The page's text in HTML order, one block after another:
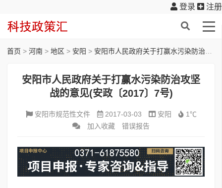
登录 注册
首页 > 河南 > 地区 > 安阳 > 安阳市人民政府关于打赢水污染防治攻坚战的意见(安政〔2017〕7号)
安阳市人民政府关于打赢水污染防治攻坚
战的意见(安政〔2017〕7号)
安阳市规范性文件 2017-03-03 安阳
1℃
加入收藏
错误报告